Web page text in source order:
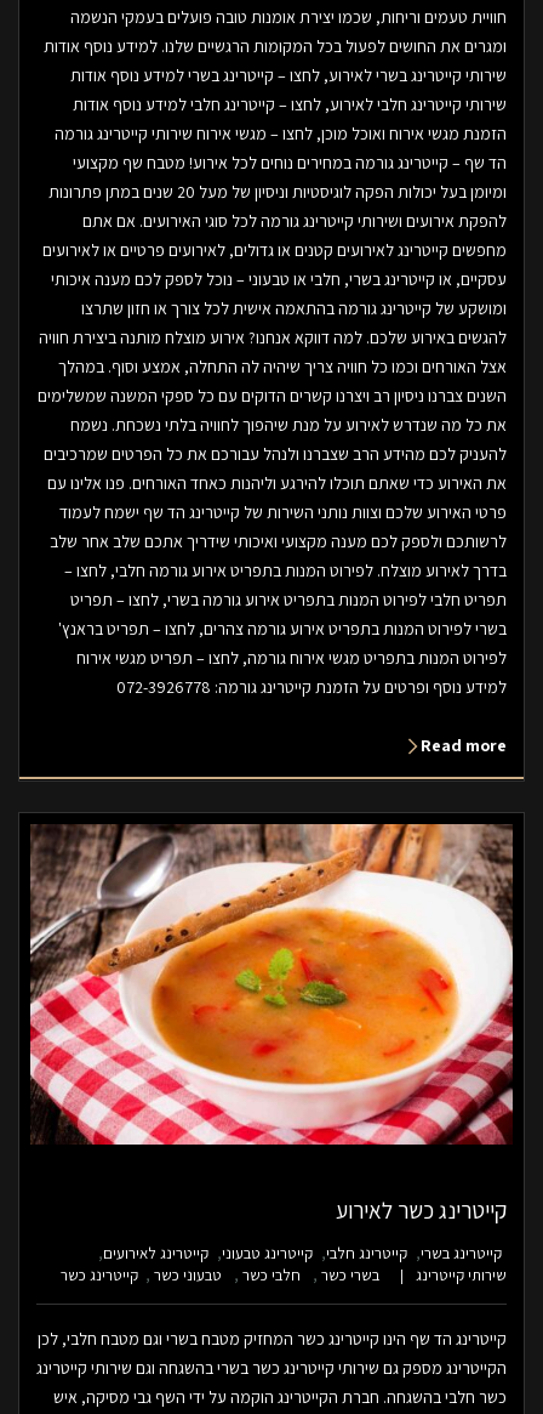
חוויית טעמים וריחות, שכמו יצירת אומנות טובה פועלים בעמקי הנשמה
ומגרים את החושים לפעול בכל המקומות הרגשיים שלנו. למידע נוסף אודות
שירותי קייטרינג בשרי לאירוע, לחצו – קייטרינג בשרי למידע נוסף אודות
שירותי קייטרינג חלבי לאירוע, לחצו – קייטרינג חלבי למידע נוסף אודות
הזמנת מגשי אירוח ואוכל מוכן, לחצו – מגשי אירוח שירותי קייטרינג גורמה
הד שף – קייטרינג גורמה במחירים נוחים לכל אירוע! מטבח שף מקצועי
ומיומן בעל יכולות הפקה לוגיסטיות וניסיון של מעל 20 שנים במתן פתרונות
להפקת אירועים ושירותי קייטרינג גורמה לכל סוגי האירועים. אם אתם
מחפשים קייטרינג לאירועים קטנים או גדולים, לאירועים פרטיים או לאירועים
עסקיים, או קייטרינג בשרי, חלבי או טבעוני – נוכל לספק לכם מענה איכותי
ומושקע של קייטרינג גורמה בהתאמה אישית לכל צורך או חזון שתרצו
להגשים באירוע שלכם. למה דווקא אנחנו? אירוע מוצלח מותנה ביצירת חוויה
אצל האורחים וכמו כל חוויה צריך שיהיה לה התחלה, אמצע וסוף. במהלך
השנים צברנו ניסיון רב ויצרנו קשרים הדוקים עם כל ספקי המשנה שמשלימים
את כל מה שנדרש לאירוע על מנת שיהפוך לחוויה בלתי נשכחת. נשמח
להעניק לכם מהידע הרב שצברנו ולנהל עבורכם את כל הפרטים שמרכיבים
את האירוע כדי שאתם תוכלו להירגע וליהנות כאחד האורחים. פנו אלינו עם
פרטי האירוע שלכם וצוות נותני השירות של קייטרינג הד שף ישמח לעמוד
לרשותכם ולספק לכם מענה מקצועי ואיכותי שידריך אתכם שלב אחר שלב
בדרך לאירוע מוצלח. לפירוט המנות בתפריט אירוע גורמה חלבי, לחצו –
תפריט חלבי לפירוט המנות בתפריט אירוע גורמה בשרי, לחצו – תפריט
בשרי לפירוט המנות בתפריט אירוע גורמה צהרים, לחצו – תפריט בראנץ'
לפירוט המנות בתפריט מגשי אירוח גורמה, לחצו – תפריט מגשי אירוח
למידע נוסף ופרטים על הזמנת קייטרינג גורמה: 072-3926778
Read more
קייטרינג כשר לאירוע
קייטרינג בשרי קייטרינג חלבי קייטרינג טבעוני
קייטרינג לאירועים
שירותי קייטרינג
בשרי כשר חלבי כשר טבעוני כשר קייטרינג כשר
קייטרינג הד שף הינו קייטרינג כשר המחזיק מטבח בשרי וגם מטבח חלבי, לכן
הקייטרינג מספק גם שירותי קייטרינג כשר בשרי בהשגחה וגם שירותי קייטרינג
כשר חלבי בהשגחה. חברת הקייטרינג הוקמה על ידי השף גבי מסיקה, איש